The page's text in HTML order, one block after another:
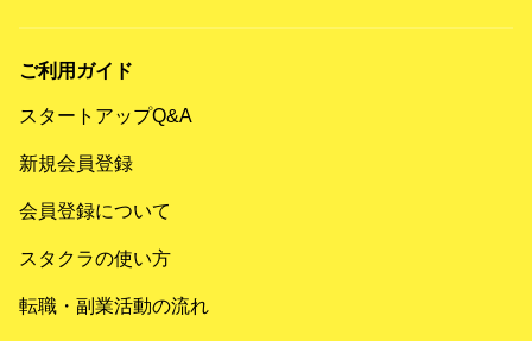
ご利用ガイド
スタートアップQ&A
新規会員登録
会員登録について
スタクラの使い方
転職・副業活動の流れ